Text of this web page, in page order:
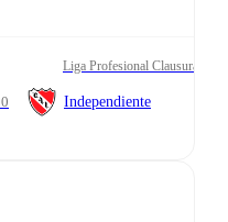
Liga Profesional Clausura
Independiente